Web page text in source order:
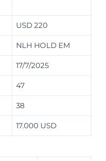
USD 220
NLH HOLD EM
17/7/2025
47
38
17.000 USD